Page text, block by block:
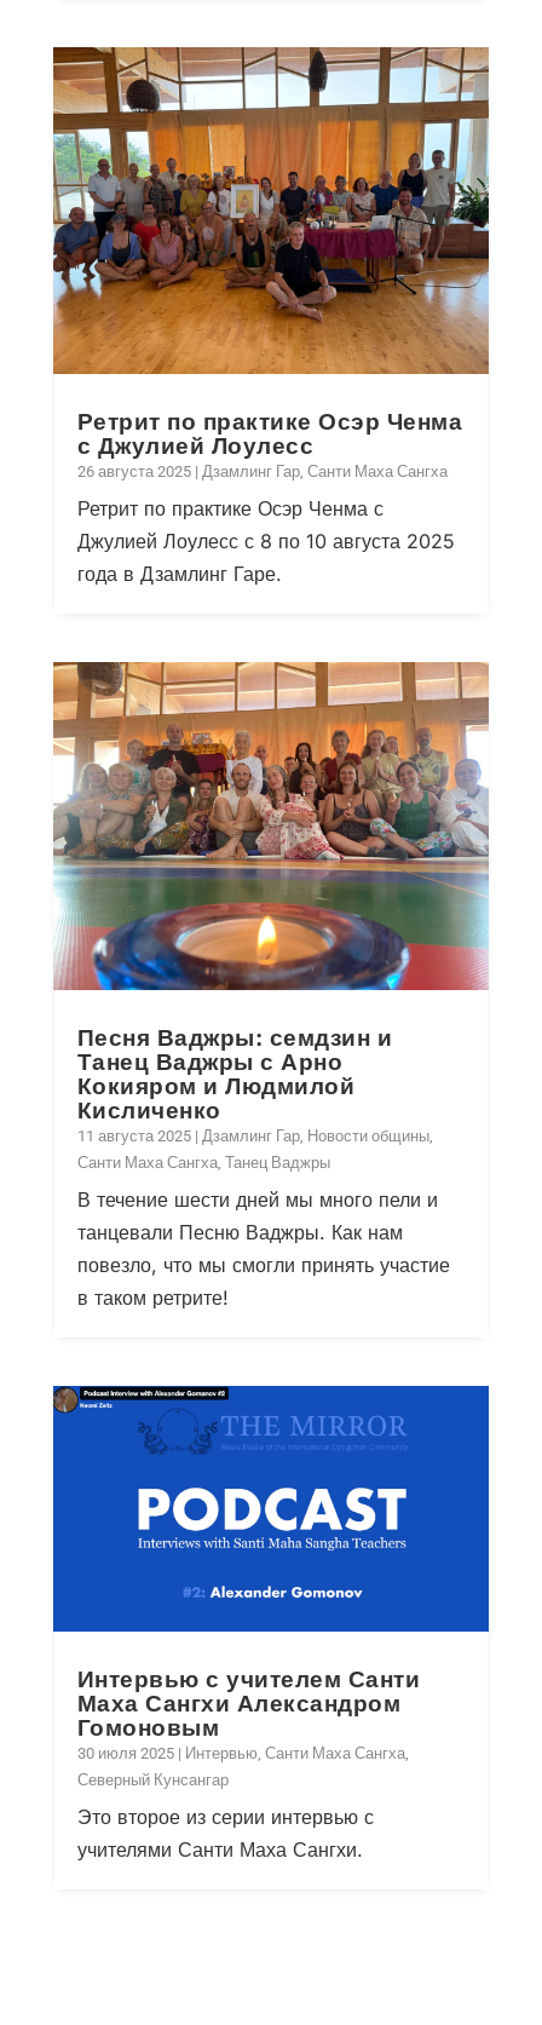
Ретрит по практике Осэр Ченма
с Джулией Лоулесс
26 августа 2025| Дзамлинг Гар, Санти Маха Сангха
Ретрит по практике Осэр Ченма с
Джулией Лоулесс с 8 по 10 августа 2025
года в Дзамлинг Гаре.
Песня Ваджры: семдзин и
Танец Ваджры с Арно
Кокияром и Людмилой
Кисличенко
11 августа 2025| Дзамлинг Гар, Новости общины,
Санти Маха Сангха, Танец Ваджры
В течение шести дней мы много пели и
танцевали Песню Ваджры. Как нам
повезло, что мы смогли принять участие
в таком ретрите!
Интервью с учителем Санти
Маха Сангхи Александром
Гомоновым
30 июля 2025| Интервью, Санти Маха Сангха,
Северный Кунсангар
Это второе из серии интервью с
учителями Санти Маха Сангхи.